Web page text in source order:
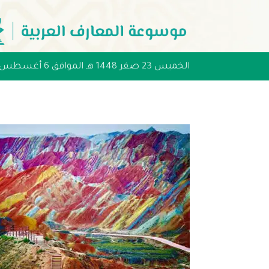
الخميس 23 صفر 1448 هـ الموافق 6 أغسطس 2026 مـ